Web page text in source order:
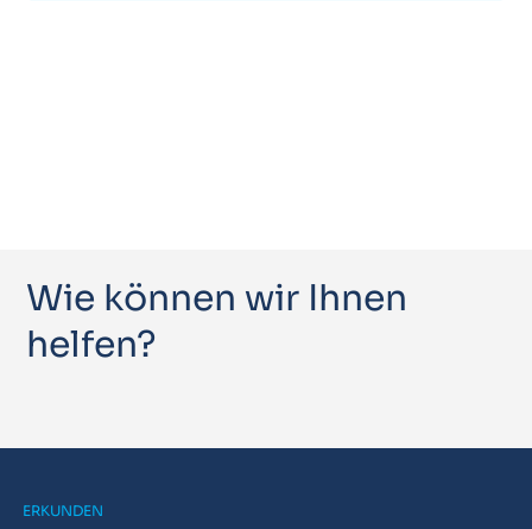
Wie können wir Ihnen
helfen?
ERKUNDEN